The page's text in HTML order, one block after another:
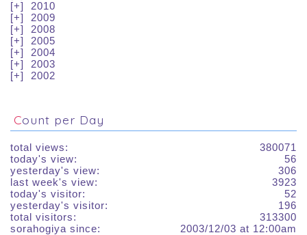
2010
2009
2008
2005
2004
2003
2002
Count per Day
380071
total views:
56
today's view:
306
yesterday's view:
3923
last week's view:
52
today's visitor:
196
yesterday's visitor:
313300
total visitors:
2003/12/03 at 12:00am
sorahogiya since: